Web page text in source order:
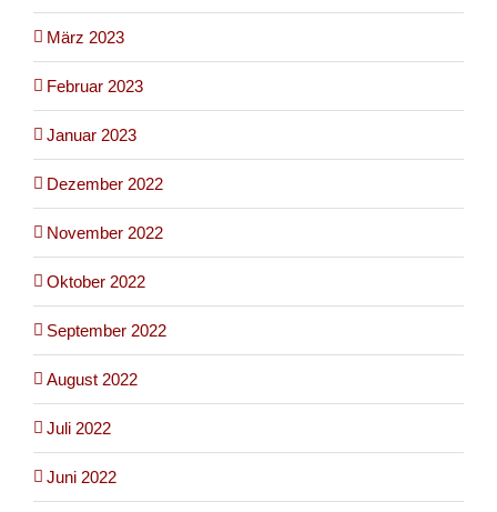
März 2023
Februar 2023
Januar 2023
Dezember 2022
November 2022
Oktober 2022
September 2022
August 2022
Juli 2022
Juni 2022